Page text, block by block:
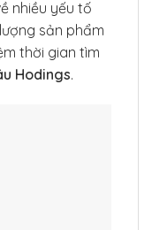
nhiều yếu tố
sản phẩm
thời gian tìm
Hodings.